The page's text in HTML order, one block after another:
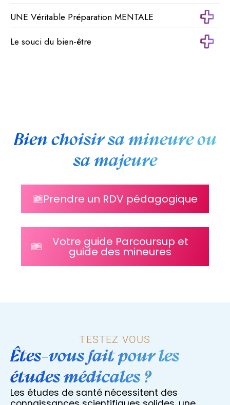
UNE Véritable Préparation MENTALE
Le souci du bien-être
Bien choisir sa mineure ou
sa majeure
Prendre un RDV pédagogique
Votre guide Parcoursup et
guide des mineures
TESTEZ VOUS
Êtes-vous fait pour les
études médicales ?
Les études de santé nécessitent des